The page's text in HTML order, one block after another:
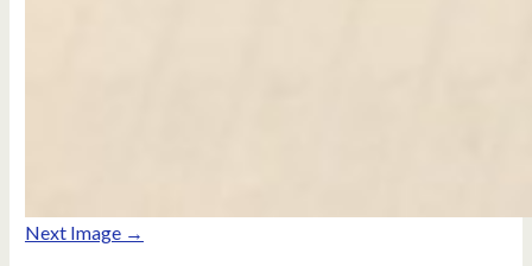
Next Image →